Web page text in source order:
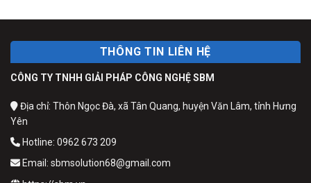
THÔNG TIN LIÊN HỆ
CÔNG TY TNHH GIẢI PHÁP CÔNG NGHỆ SBM
Địa chỉ: Thôn Ngọc Đà, xã Tân Quang, huyện Văn Lâm, tỉnh Hưng
Yên
Hotline: 0962 673 209
Email: sbmsolution68@gmail.com